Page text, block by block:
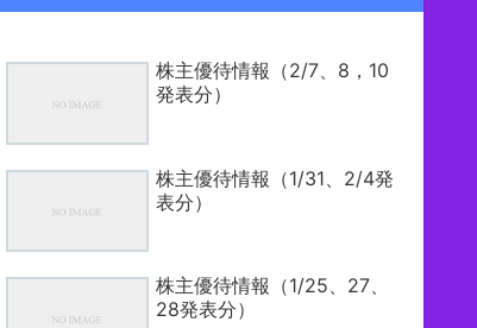
株主優待情報（2/7、8，10
発表分）
株主優待情報（1/31、2/4発
表分）
株主優待情報（1/25、27、
28発表分）